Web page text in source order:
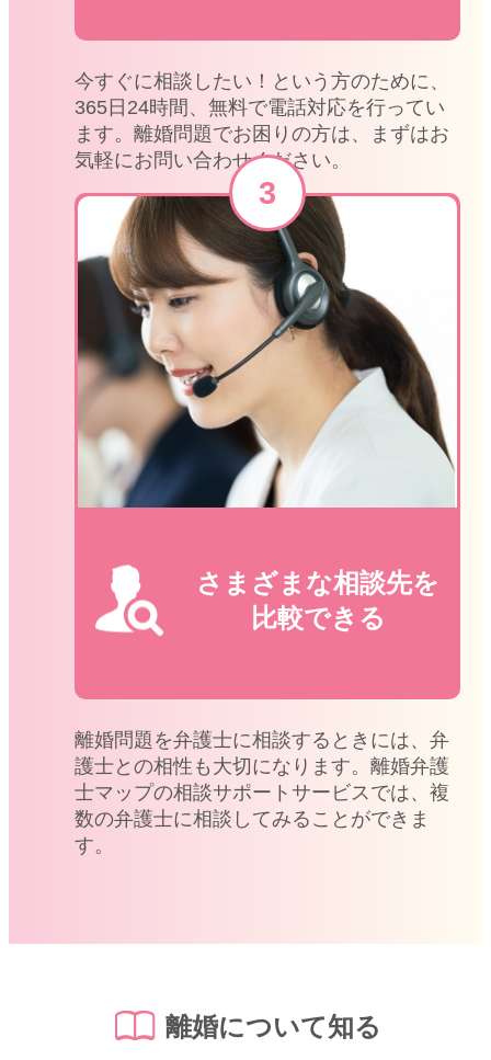
今すぐに相談したい！という方のために、
365日24時間、無料で電話対応を行ってい
ます。離婚問題でお困りの方は、まずはお
気軽にお問い合わせください。
さまざまな相談先を
比較できる
離婚問題を弁護士に相談するときには、弁
護士との相性も大切になります。離婚弁護
士マップの相談サポートサービスでは、複
数の弁護士に相談してみることができま
す。
離婚について知る